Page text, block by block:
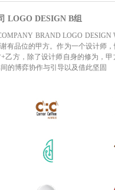
LOGO DESIGN B组
BRAND LOGO DESIGN
有品位的甲方。作为一个设计师
乙方，除了设计师自身的修为，
的博弈协作与引导以及借此坚固